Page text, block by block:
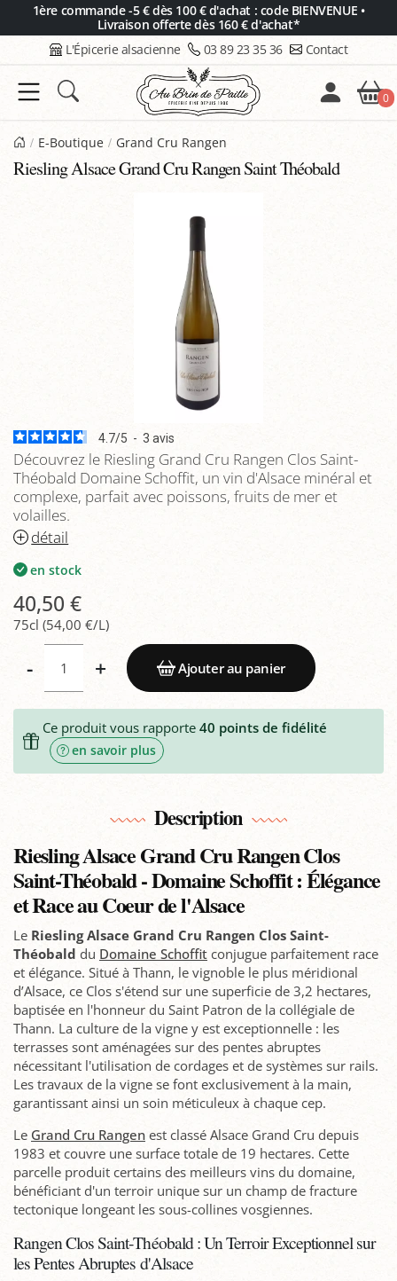
1ère commande -5 € dès 100 € d'achat : code BIENVENUE •
Livraison offerte dès 160 € d'achat*
L'Épicerie alsacienne 03 89 23 35 36 Contact
0
E-Boutique Grand Cru Rangen
Riesling Alsace Grand Cru Rangen Saint Théobald
4.7/5 - 3 avis
Découvrez le Riesling Grand Cru Rangen Clos Saint-
Théobald Domaine Schoffit, un vin d'Alsace minéral et
complexe, parfait avec poissons, fruits de mer et
volailles.
détail
en stock
40,50 €
75cl (54,00 €/L)
- + Ajouter au panier
Ce produit vous rapporte40 points de fidélité
en savoir plus
Description
Riesling Alsace Grand Cru Rangen Clos
Saint-Théobald - Domaine Schoffit : Élégance
et Race au Coeur de l'Alsace
Le Riesling Alsace Grand Cru Rangen Clos Saint-
Théobald du Domaine Schoffit conjugue parfaitement race
et élégance. Situé à Thann, le vignoble le plus méridional
d’Alsace, ce Clos s'étend sur une superficie de 3,2 hectares,
baptisée en l'honneur du Saint Patron de la collégiale de
Thann. La culture de la vigne y est exceptionnelle : les
terrasses sont aménagées sur des pentes abruptes
nécessitant l'utilisation de cordages et de systèmes sur rails.
Les travaux de la vigne se font exclusivement à la main,
garantissant ainsi un soin méticuleux à chaque cep.
Le Grand Cru Rangen est classé Alsace Grand Cru depuis
1983 et couvre une surface totale de 19 hectares. Cette
parcelle produit certains des meilleurs vins du domaine,
bénéficiant d'un terroir unique sur un champ de fracture
tectonique longeant les sous-collines vosgiennes.
Rangen Clos Saint-Théobald : Un Terroir Exceptionnel sur
les Pentes Abruptes d'Alsace
Panneau de gestion des cookies